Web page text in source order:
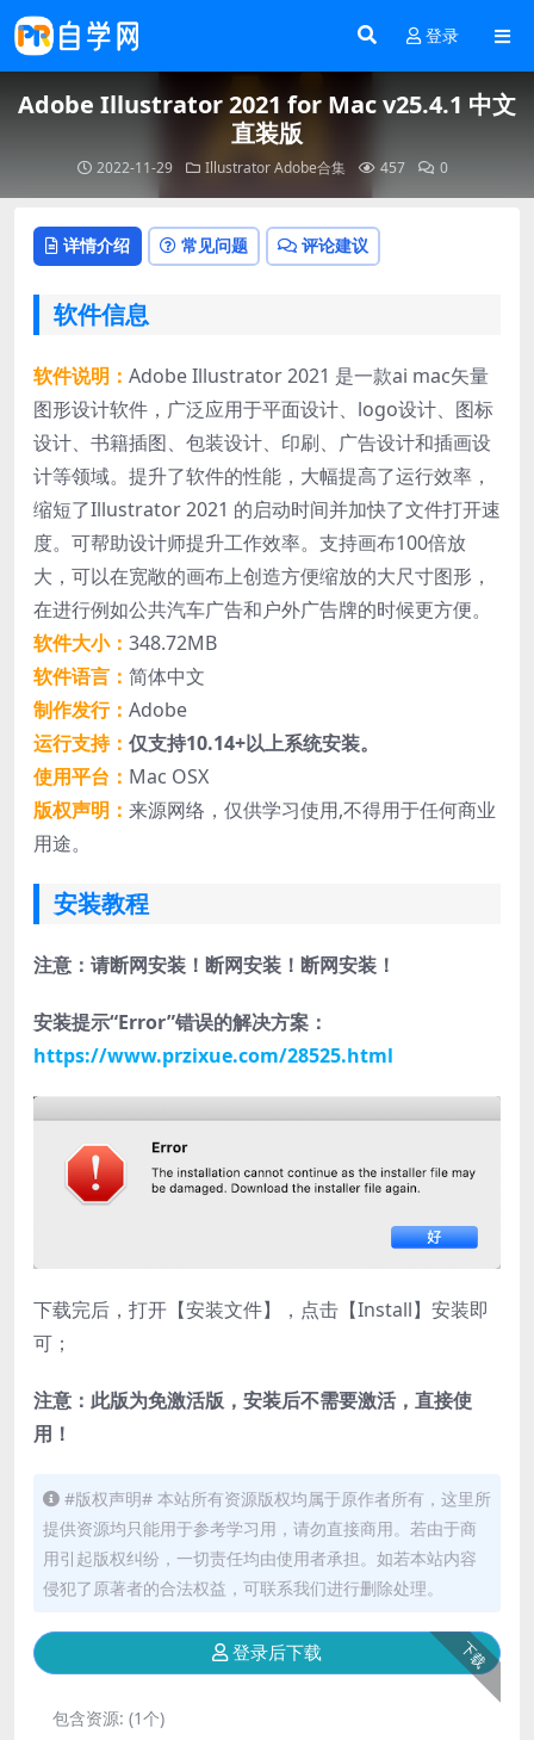
登录
Adobe Illustrator 2021 for Mac v25.4.1 中文
直装版
2022-11-29 Illustrator Adobe合集 457 0
详情介绍 常见问题 评论建议
软件信息
软件说明： Adobe Illustrator 2021 是一款ai mac矢量
图形设计软件，广泛应用于平面设计、logo设计、图标
设计、书籍插图、包装设计、印刷、广告设计和插画设
计等领域。提升了软件的性能，大幅提高了运行效率，
缩短了Illustrator 2021 的启动时间并加快了文件打开速
度。可帮助设计师提升工作效率。支持画布100倍放
大，可以在宽敞的画布上创造方便缩放的大尺寸图形，
在进行例如公共汽车广告和户外广告牌的时候更方便。
软件大小： 348.72MB
软件语言： 简体中文
制作发行： Adobe
运行支持： 仅支持10.14+以上系统安装。
使用平台： Mac OSX
版权声明： 来源网络，仅供学习使用,不得用于任何商业
用途。
安装教程
注意：请断网安装！断网安装！断网安装！
安装提示“Error”错误的解决方案：
https://www.przixue.com/28525.html
下载完后，打开【安装文件】，点击【Install】安装即
可；
注意：此版为免激活版，安装后不需要激活，直接使
用！
#版权声明# 本站所有资源版权均属于原作者所有，这里所
提供资源均只能用于参考学习用，请勿直接商用。若由于商
用引起版权纠纷，一切责任均由使用者承担。如若本站内容
侵犯了原著者的合法权益，可联系我们进行删除处理。
下载
登录后下载
包含资源: (1个)